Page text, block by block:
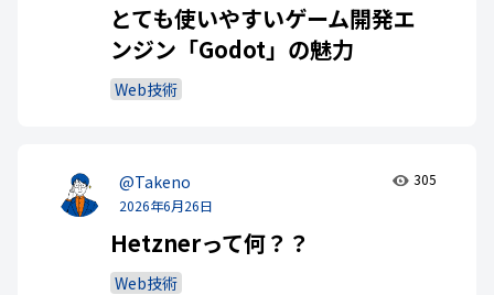
とても使いやすいゲーム開発エ
ンジン「Godot」の魅力
Web技術
@Takeno
2026年6月26日
305
Hetznerって何？？
Web技術